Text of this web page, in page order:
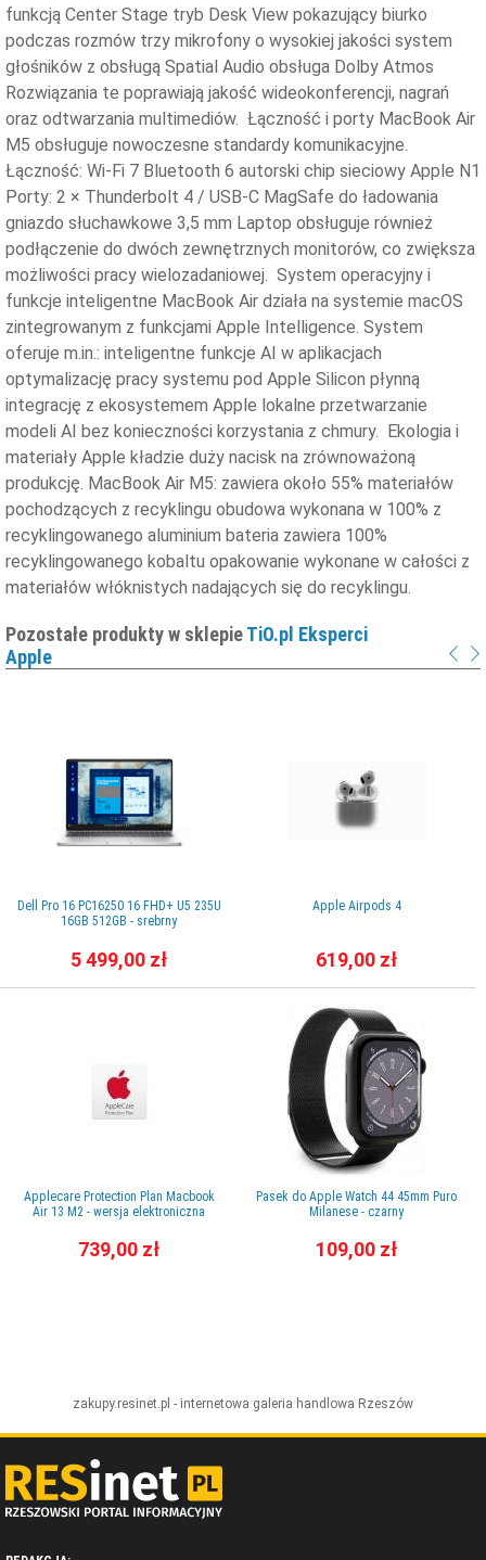
funkcją Center Stage tryb Desk View pokazujący biurko
podczas rozmów trzy mikrofony o wysokiej jakości system
głośników z obsługą Spatial Audio obsługa Dolby Atmos
Rozwiązania te poprawiają jakość wideokonferencji, nagrań
oraz odtwarzania multimediów. Łączność i porty MacBook Air
M5 obsługuje nowoczesne standardy komunikacyjne.
Łączność: Wi-Fi 7 Bluetooth 6 autorski chip sieciowy Apple N1
Porty: 2 × Thunderbolt 4 / USB-C MagSafe do ładowania
gniazdo słuchawkowe 3,5 mm Laptop obsługuje również
podłączenie do dwóch zewnętrznych monitorów, co zwiększa
możliwości pracy wielozadaniowej. System operacyjny i
funkcje inteligentne MacBook Air działa na systemie macOS
zintegrowanym z funkcjami Apple Intelligence. System
oferuje m.in.: inteligentne funkcje AI w aplikacjach
optymalizację pracy systemu pod Apple Silicon płynną
integrację z ekosystemem Apple lokalne przetwarzanie
modeli AI bez konieczności korzystania z chmury. Ekologia i
materiały Apple kładzie duży nacisk na zrównoważoną
produkcję. MacBook Air M5: zawiera około 55% materiałów
pochodzących z recyklingu obudowa wykonana w 100% z
recyklingowanego aluminium bateria zawiera 100%
recyklingowanego kobaltu opakowanie wykonane w całości z
materiałów włóknistych nadających się do recyklingu.
Pozostałe produkty w sklepieTiO.pl Eksperci
Apple
Dell Pro 16 PC16250 16 FHD+ U5 235U
16GB 512GB - srebrny
5 499,00 zł
Applecare Protection Plan Macbook
Air 13 M2 - wersja elektroniczna
739,00 zł
Apple Airpods 4
619,00 zł
Pasek do Apple Watch 44 45mm Puro
Milanese - czarny
109,00 zł
zakupy.resinet.pl - internetowa galeria handlowa Rzeszów